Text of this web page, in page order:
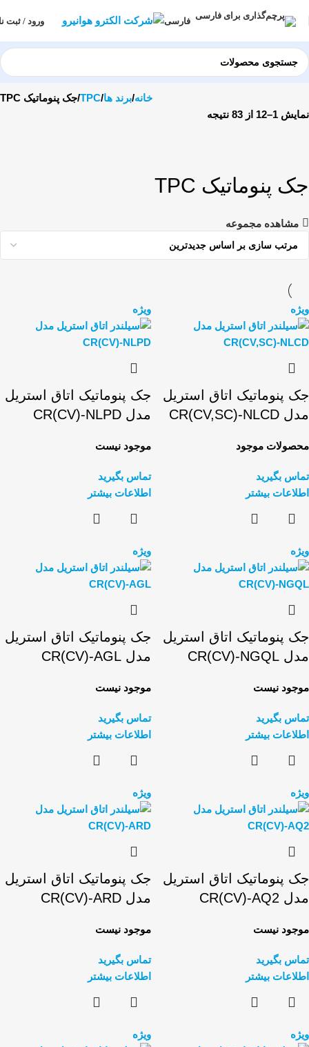
فارسی ورود / ثبت
خانه برند ها TPC جک پنوماتیک TPC
نمایش 1–12 از 83 نتیجه
جک پنوماتیک TPC
مشاهده مجموعه
ویژه
جک پنوماتیک اتاق استریل
مدل CR(CV,SC)-NLCD
محصولات موجود
تماس بگیرید
اطلاعات بیشتر
ویژه
جک پنوماتیک اتاق استریل
مدل CR(CV)-NLPD
موجود نیست
تماس بگیرید
اطلاعات بیشتر
ویژه
جک پنوماتیک اتاق استریل
مدل CR(CV)-NGQL
موجود نیست
تماس بگیرید
اطلاعات بیشتر
ویژه
جک پنوماتیک اتاق استریل
مدل CR(CV)-AGL
موجود نیست
تماس بگیرید
اطلاعات بیشتر
ویژه
جک پنوماتیک اتاق استریل
مدل CR(CV)-AQ2
موجود نیست
تماس بگیرید
اطلاعات بیشتر
ویژه
جک پنوماتیک اتاق استریل
مدل CR(CV)-ARD
موجود نیست
تماس بگیرید
اطلاعات بیشتر
ویژه ویژه